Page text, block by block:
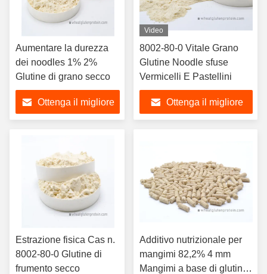
Aumentare la durezza
dei noodles 1% 2%
Glutine di grano secco
Ottenga il migliore
Video
8002-80-0 Vitale Grano
Glutine Noodle sfuse
Vermicelli E Pastellini
Ottenga il migliore
Estrazione fisica Cas n.
8002-80-0 Glutine di
frumento secco
Additivo nutrizionale per
mangimi 82,2% 4 mm
Mangimi a base di glutine